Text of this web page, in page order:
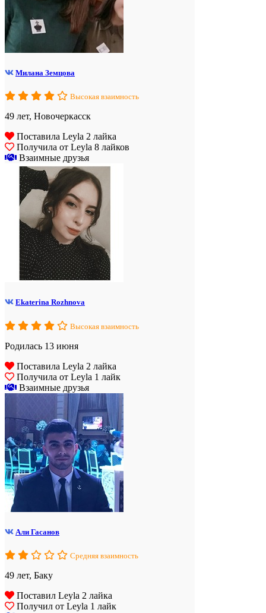
Милана Земцова
Высокая взаимность
49 лет, Новочеркасск
Поставила Leyla 2 лайка
Получила от Leyla 8 лайков
Взаимные друзья
Ekaterina Rozhnova
Высокая взаимность
Родилась 13 июня
Поставила Leyla 2 лайка
Получила от Leyla 1 лайк
Взаимные друзья
Али Гасанов
Средняя взаимность
49 лет, Баку
Поставил Leyla 2 лайка
Получил от Leyla 1 лайк